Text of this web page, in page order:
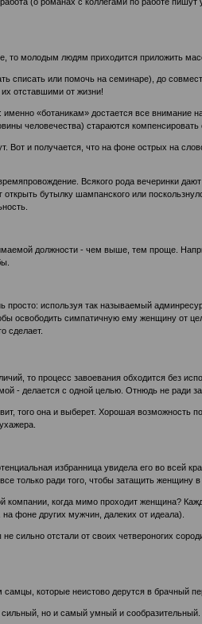
то молодым людям приходится приложить
списать или помочь на семинаре), до
отставшими от жизни!
«ботаникам» достается все
человечества) стараются
Вот и получается, что на фоне острых на
Всякого рода вечеринки
бутылку шампанского или
должности - чем выше, тем проще.
используя так называемый
освободить симпатичную ему женщину от
сделает.
то процесс завоевания обходится без
- делается с одной целью. Отнюдь не ради
того она и выберет. Хорошая
избранница увидела его во всей
только ради того, чтобы затащить женщину в
компании, когда мимо проходит женщина?
фоне других мужчин, далеких от идеала).
сильно отстали от своих четвероногих
которые неистово дерутся в брачный
но и самый умный и